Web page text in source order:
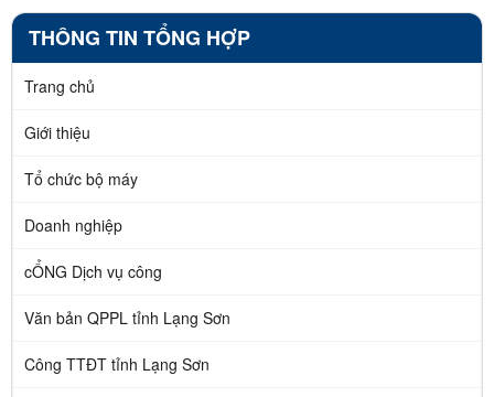
THÔNG TIN TỔNG HỢP
Trang chủ
Giới thiệu
Tổ chức bộ máy
Doanh nghiệp
cỔNG Dịch vụ công
Văn bản QPPL tỉnh Lạng Sơn
Công TTĐT tỉnh Lạng Sơn